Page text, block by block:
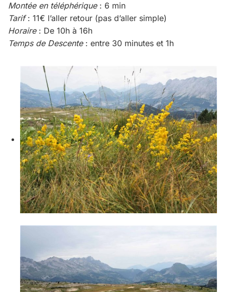
Montée en téléphérique : 6 min
Tarif: 11€ l’aller retour (pas d’aller simple)
Horaire: De 10h à 16h
Temps de Descente: entre 30 minutes et 1h